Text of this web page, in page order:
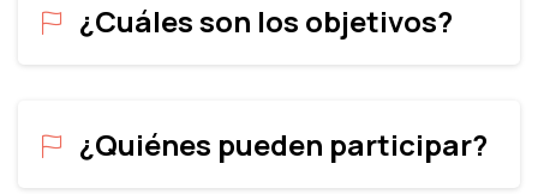
¿Cuáles son los objetivos?
¿Quiénes pueden participar?